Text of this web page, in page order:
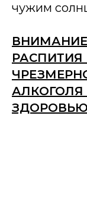
чужим